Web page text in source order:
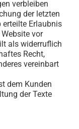
verbleiben
der letzten
erteilte Erlaubnis
vor
als widerruflich
Recht,
vereinbart
dem Kunden
der Texte